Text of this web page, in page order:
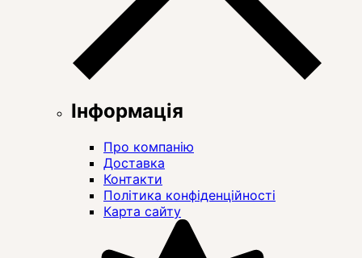
Інформація
Про компанію
Доставка
Контакти
Політика конфіденційності
Карта сайту